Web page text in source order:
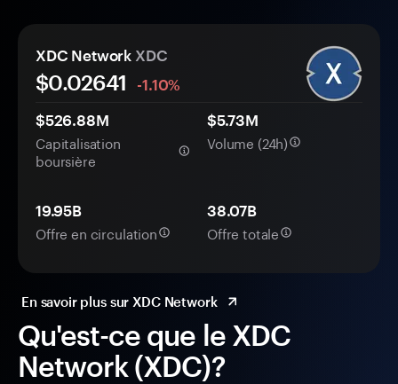
Qu'est-ce que le XDC
Network (XDC)?
XDC Network XDC
$0.02641
-1.10%
$526.88M
Capitalisation
boursière
$5.73M
Volume (24h)
19.95B
Offre en circulation
38.07B
Offre totale
En savoir plus sur XDC Network